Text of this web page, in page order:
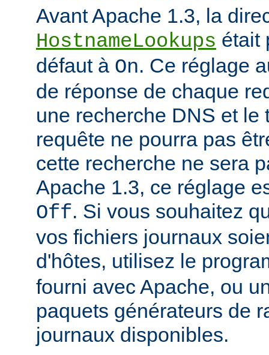
Avant Apache 1.3, la
HostnameLookups était
défaut à On. Ce réglage
de réponse de chaque
une recherche DNS et le
requête ne pourra pas
cette recherche ne sera
Apache 1.3, ce réglage
Off. Si vous souhaitez
vos fichiers journaux
d'hôtes, utilisez le
fourni avec Apache, ou
paquets générateurs de
journaux disponibles.